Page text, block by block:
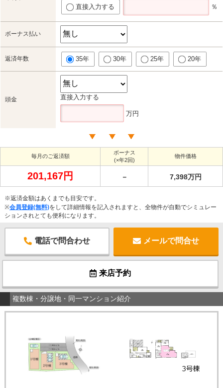
直接入力する ％
ボーナス払い
返済年数 35年 30年 25年 20年
頭金 直接入力する
万円
毎月のご返済額
ボーナス
(×年2回)
物件価格
201,167円 － 7,398万円
※返済金額はあくまでも目安です。
※会員登録(無料)をして詳細情報を記入されますと、全物件が自動でシミュレー
ションされとても便利になります。
電話で問合わせ メールで問合せ
来店予約
複数棟・分譲地・同一マンション紹介